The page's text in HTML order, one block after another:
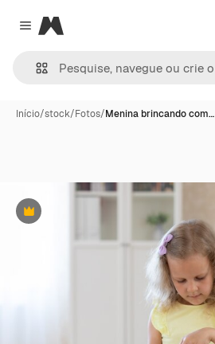
Close menu
Magnific
Início/stock/Fotos/Menina brincando com…
Premium